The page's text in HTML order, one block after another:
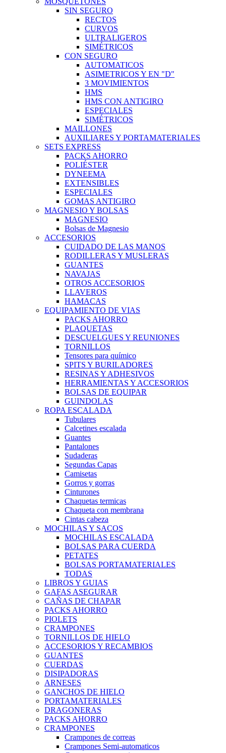
SIN SEGURO
RECTOS
CURVOS
ULTRALIGEROS
SIMÉTRICOS
CON SEGURO
AUTOMATICOS
ASIMETRICOS Y EN "D"
3 MOVIMIENTOS
HMS
HMS CON ANTIGIRO
ESPECIALES
SIMÉTRICOS
MAILLONES
AUXILIARES Y PORTAMATERIALES
SETS EXPRESS
PACKS AHORRO
POLIÉSTER
DYNEEMA
EXTENSIBLES
ESPECIALES
GOMAS ANTIGIRO
MAGNESIO Y BOLSAS
MAGNESIO
Bolsas de Magnesio
ACCESORIOS
CUIDADO DE LAS MANOS
RODILLERAS Y MUSLERAS
GUANTES
NAVAJAS
OTROS ACCESORIOS
LLAVEROS
HAMACAS
EQUIPAMIENTO DE VIAS
PACKS AHORRO
PLAQUETAS
DESCUELGUES Y REUNIONES
TORNILLOS
Tensores para químico
SPITS Y BURILADORES
RESINAS Y ADHESIVOS
HERRAMIENTAS Y ACCESORIOS
BOLSAS DE EQUIPAR
GUINDOLAS
ROPA ESCALADA
Tubulares
Calcetines escalada
Guantes
Pantalones
Sudaderas
Segundas Capas
Camisetas
Gorros y gorras
Cinturones
Chaquetas termicas
Chaqueta con membrana
Cintas cabeza
MOCHILAS Y SACOS
MOCHILAS ESCALADA
BOLSAS PARA CUERDA
PETATES
BOLSAS PORTAMATERIALES
TODAS
LIBROS Y GUIAS
GAFAS ASEGURAR
CAÑAS DE CHAPAR
PACKS AHORRO
PIOLETS
CRAMPONES
TORNILLOS DE HIELO
ACCESORIOS Y RECAMBIOS
GUANTES
CUERDAS
DISIPADORAS
ARNESES
GANCHOS DE HIELO
PORTAMATERIALES
DRAGONERAS
PACKS AHORRO
CRAMPONES
Crampones de correas
Crampones Semi-automaticos